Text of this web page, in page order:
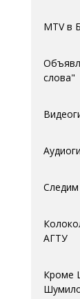
MTV в
слова"
Следим
АГTУ
Кроме